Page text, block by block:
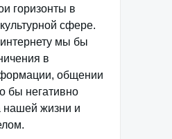
горизонты в
сфере.
мы бы
в
общении
бы негативно
нашей жизни и